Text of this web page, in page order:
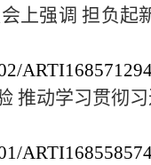
上强调 担负
推动学习贯彻